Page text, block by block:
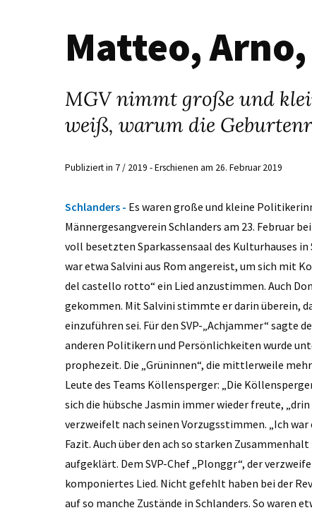
Matteo,
MGV nimmt große und
weiß, warum die
Publiziert in 7 / 2019 - Erschienen am 26. Februar 2019
Schlanders - Es waren große und kleine
Männergesangverein Schlanders am 23. Februar
voll besetzten Sparkassensaal des Kulturhauses
war etwa Salvini aus Rom angereist, um sich mit
del castello rotto“ ein Lied anzustimmen. Auch
gekommen. Mit Salvini stimmte er darin überein,
einzuführen sei. Für den SVP-„Achjammer“ sagte
anderen Politikern und Persönlichkeiten wurde
prophezeit. Die „Grüninnen“, die mittlerweile
Leute des Teams Köllensperger: „Die
sich die hübsche Jasmin immer wieder freute,
verzweifelt nach seinen Vorzugsstimmen. „Ich
Fazit. Auch über den ach so starken
aufgeklärt. Dem SVP-Chef „Plonggr“, der
komponiertes Lied. Nicht gefehlt haben bei der
auf so manche Zustände in Schlanders. So waren